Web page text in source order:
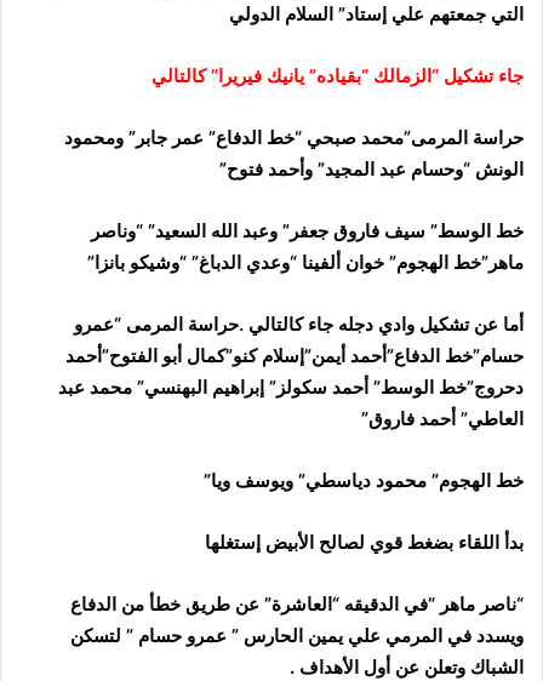
التي جمعتهم علي إستاد” السلام الدولي
جاء تشكيل “الزمالك “بقياده” يانيك فيريرا” كالتالي
حراسة المرمى”محمد صبحي “خط الدفاع” عمر جابر” ومحمود
الونش “وحسام عبد المجيد” وأحمد فتوح”
خط الوسط” سيف فاروق جعفر” وعبد الله السعيد” “وناصر
ماهر”خط الهجوم” خوان ألفينا “وعدي الدباغ” “وشيكو بانزا”
أما عن تشكيل وادي دجله جاء كالتالي .حراسة المرمى “عمرو
حسام”خط الدفاع”أحمد أيمن”إسلام كنو”كمال أبو الفتوح”أحمد
دحروج”خط الوسط” أحمد سكولز” إبراهيم البهنسي” محمد عبد
العاطي” أحمد فاروق”
خط الهجوم” محمود دياسطي” ويوسف ويا”
بدأ اللقاء بضغط قوي لصالح الأبيض إستغلها
“ناصر ماهر “في الدقيقه “العاشرة” عن طريق خطأ من الدفاع
ويسدد في المرمي علي يمين الحارس ” عمرو حسام ” لتسكن
الشباك وتعلن عن أول الأهداف .